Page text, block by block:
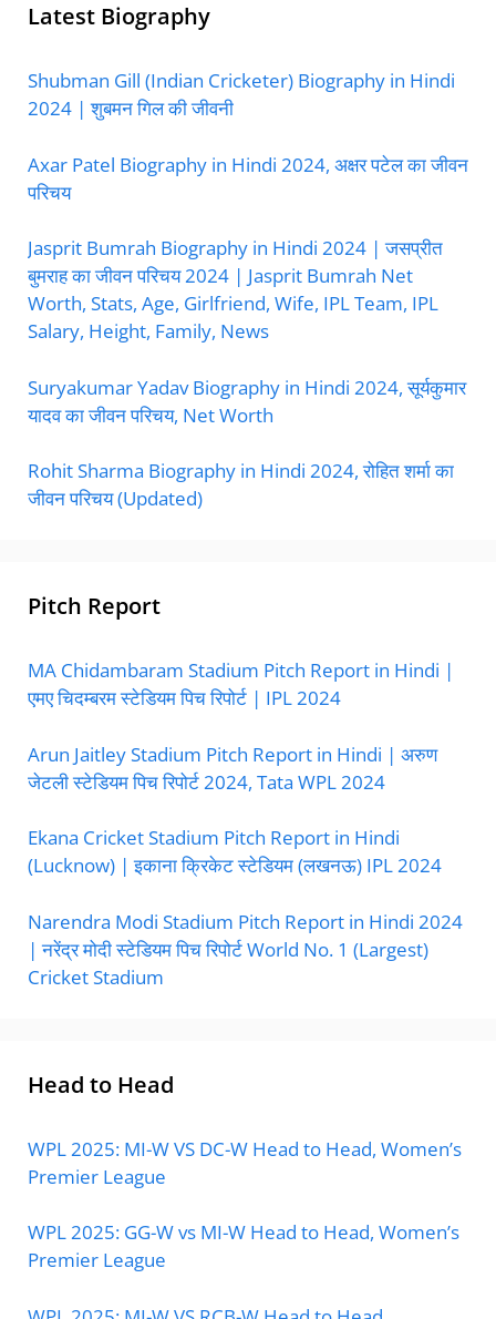
Latest Biography
Shubman Gill (Indian Cricketer) Biography in Hindi
2024 | शुबमन गिल की जीवनी
Axar Patel Biography in Hindi 2024, अक्षर पटेल का जीवन
परिचय
Jasprit Bumrah Biography in Hindi 2024 | जसप्रीत
बुमराह का जीवन परिचय 2024 | Jasprit Bumrah Net
Worth, Stats, Age, Girlfriend, Wife, IPL Team, IPL
Salary, Height, Family, News
Suryakumar Yadav Biography in Hindi 2024, सूर्यकुमार
यादव का जीवन परिचय, Net Worth
Rohit Sharma Biography in Hindi 2024, रोहित शर्मा का
जीवन परिचय (Updated)
Pitch Report
MA Chidambaram Stadium Pitch Report in Hindi |
एमए चिदम्बरम स्टेडियम पिच रिपोर्ट | IPL 2024
Arun Jaitley Stadium Pitch Report in Hindi | अरुण
जेटली स्टेडियम पिच रिपोर्ट 2024, Tata WPL 2024
Ekana Cricket Stadium Pitch Report in Hindi
(Lucknow) | इकाना क्रिकेट स्टेडियम (लखनऊ) IPL 2024
Narendra Modi Stadium Pitch Report in Hindi 2024
| नरेंद्र मोदी स्टेडियम पिच रिपोर्ट World No. 1 (Largest)
Cricket Stadium
Head to Head
WPL 2025: MI-W VS DC-W Head to Head, Women’s
Premier League
WPL 2025: GG-W vs MI-W Head to Head, Women’s
Premier League